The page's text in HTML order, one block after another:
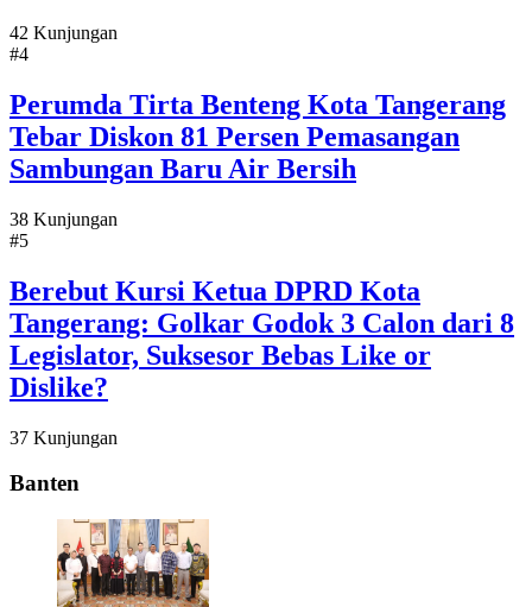
42 Kunjungan
#4
Perumda Tirta Benteng Kota Tangerang
Tebar Diskon 81 Persen Pemasangan
Sambungan Baru Air Bersih
38 Kunjungan
#5
Berebut Kursi Ketua DPRD Kota
Tangerang: Golkar Godok 3 Calon dari 8
Legislator, Suksesor Bebas Like or
Dislike?
37 Kunjungan
Banten